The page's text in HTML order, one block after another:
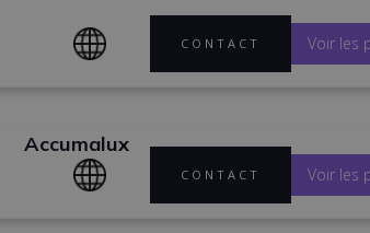
CONTACT Voir les
CONTACT Voir les
Accumalux